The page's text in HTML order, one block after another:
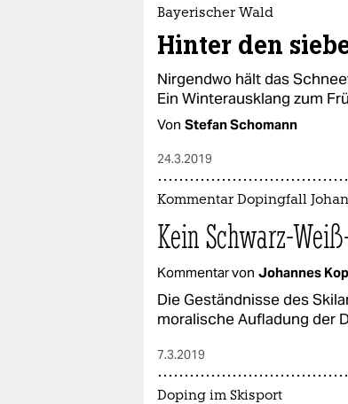
Bayerischer Wald
Hinter den
Nirgendwo hält das
Ein Winterausklang zum
Von Stefan Schomann
24.3.2019
Kommentar Dopingfall
Kein Schwarz-
Kommentar von Johannes
Die Geständnisse des
moralische Aufladung der
7.3.2019
Doping im Skisport